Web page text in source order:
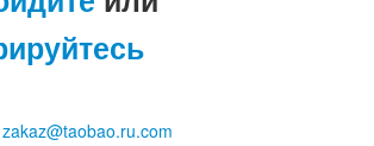
zakaz@taobao.ru.com